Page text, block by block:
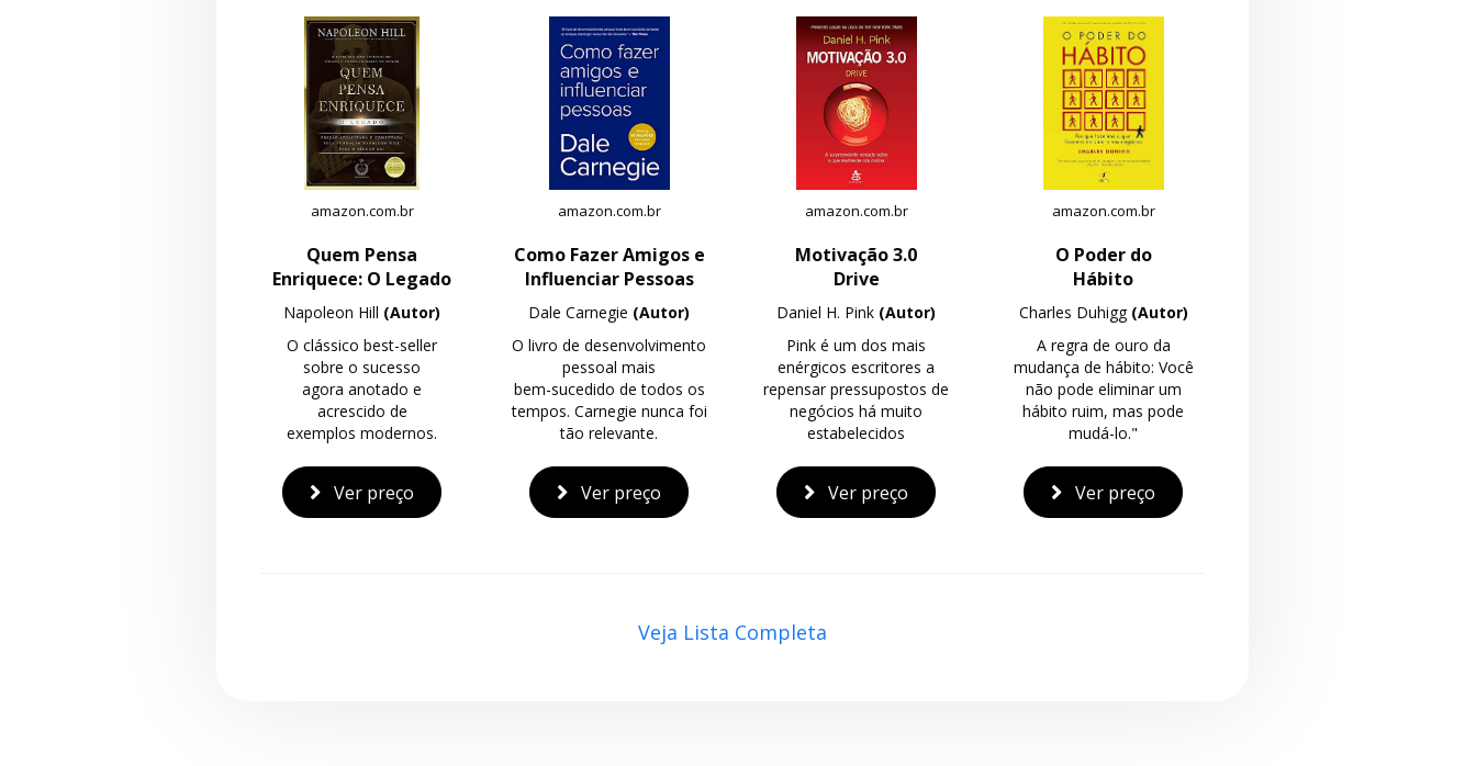
amazon.com.br
Quem Pensa
Enriquece: O Legado
Napoleon Hill (Autor)
O clássico best-seller
sobre o sucesso
agora anotado e
acrescido de
exemplos modernos.
Ver preço
amazon.com.br
Como Fazer Amigos e
Influenciar Pessoas
Dale Carnegie (Autor)
O livro de desenvolvimento
pessoal mais
bem-sucedido de todos os
tempos. Carnegie nunca foi
tão relevante.
Ver preço
amazon.com.br
Motivação 3.0
Drive
Daniel H. Pink (Autor)
Pink é um dos mais
enérgicos escritores a
repensar pressupostos de
negócios há muito
estabelecidos
Ver preço
amazon.com.br
O Poder do
Hábito
Charles Duhigg (Autor)
A regra de ouro da
mudança de hábito: Você
não pode eliminar um
hábito ruim, mas pode
mudá-lo."
Ver preço
Veja Lista Completa